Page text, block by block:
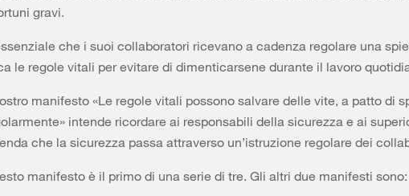
gravi.
che i suoi collaboratori ricevano a cadenza regolare una
le regole vitali per evitare di dimenticarsene durante il lavoro
manifesto «Le regole vitali possono salvare delle vite, a patto di
intende ricordare ai responsabili della sicurezza e ai
che la sicurezza passa attraverso un’istruzione regolare dei
manifesto è il primo di una serie di tre. Gli altri due manifesti sono: